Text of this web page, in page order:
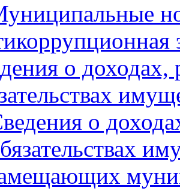
о доходах,
о